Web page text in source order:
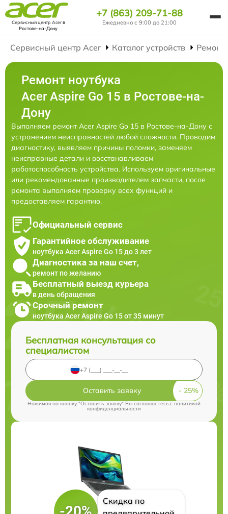
Сервисный центр Acerв
Ростове-на-Дону
+7 (863) 209-71-88
Ежедневно с 9:00 до 21:00
Сервисный центр Acer Каталог устройств Ремонт
Ремонт ноутбука
Acer Aspire Go 15 в Ростове-на-
Дону
Выполняем ремонт Acer Aspire Go 15 в Ростове-на-Дону с
устранением неисправностей любой сложности. Проводим
диагностику, выявляем причины поломки, заменяем
неисправные детали и восстанавливаем
работоспособность устройства. Используем оригинальные
или рекомендованные производителем запчасти, после
ремонта выполняем проверку всех функций и
предоставляем гарантию.
Официальный сервис
Гарантийное обслуживание
ноутбука Acer Aspire Go 15 до 3 лет
Диагностика за наш счет,
ремонт по желанию
Бесплатный выезд курьера
в день обращения
Срочный ремонт
ноутбука Acer Aspire Go 15 от 35 минут
Бесплатная консультация со
специалистом
Оставить заявку
Нажимая на кнопку "Оставить заявку" Вы соглашаетесь cполитикой
конфиденциальности
Скидка по